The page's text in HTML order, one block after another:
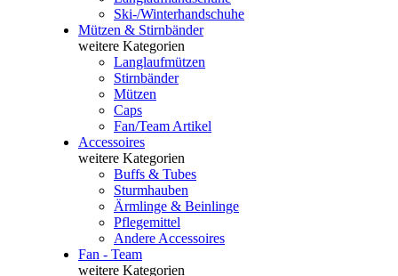
Ski-/Winterhandschuhe
Mützen & Stirnbänder
weitere Kategorien
Langlaufmützen
Stirnbänder
Mützen
Caps
Fan/Team Artikel
Accessoires
weitere Kategorien
Buffs & Tubes
Sturmhauben
Ärmlinge & Beinlinge
Pflegemittel
Andere Accessoires
Fan - Team
weitere Kategorien